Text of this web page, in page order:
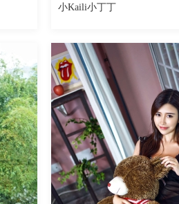
By
小Kaili小丁丁